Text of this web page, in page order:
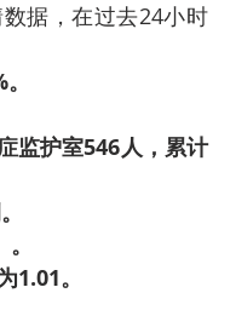
据，在过去24小时
监护室546人，累计
。